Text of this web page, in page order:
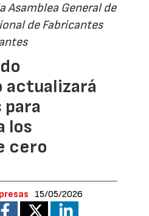
Asamblea General de
de Fabricantes
para
los
cero
15/05/2026